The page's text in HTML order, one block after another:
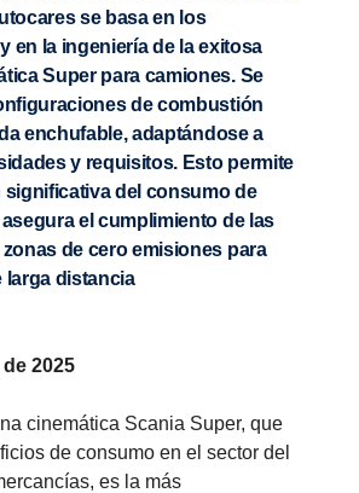
se basa en los
en la ingeniería de la exitosa
Super para camiones. Se
de combustión
enchufable, adaptándose a
y requisitos. Esto permite
del consumo de
el cumplimiento de las
de cero emisiones para
larga distancia
2025
cinemática Scania Super, que
de consumo en el sector del
es la más